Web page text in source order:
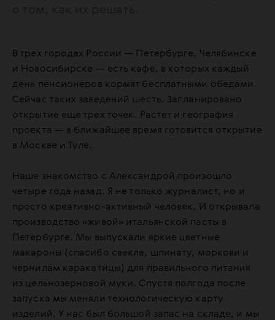
В трех городах России — Петербурге, Челябинске
и Новосибирске — есть кафе, в которых каждый
день пенсионеров кормят бесплатными обедами.
Сейчас таких заведений шесть. Запланировано
открытие еще трех точек. Растет и география
проекта — в ближайшее время готовится открытие
в Москве и Туле.
Наше знакомство с Александрой произошло
четыре года назад. Я не только журналист, но и
просто креативно-активный человек. И открывала
производство «живой» итальянской пасты в
Петербурге. Мы выпускали яркие цветные
макароны (спасибо свекле, шпинату, моркови и
чернилам каракатицы) для правильного питания
из цельнозерновой муки. Спустя полгода после
запуска мы меняли технологическую карту
изделий. У нас был большой запас на складе, и мы